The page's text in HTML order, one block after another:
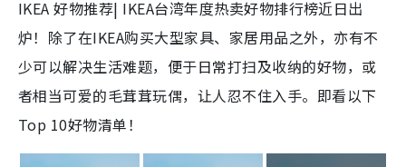
IKEA 好物推荐| IKEA台湾年度热卖好物排行榜近日出
炉！除了在IKEA购买大型家具、家居用品之外，亦有不
少可以解决生活难题，便于日常打扫及收纳的好物，或
者相当可爱的毛茸茸玩偶，让人忍不住入手。即看以下
Top 10好物清单！